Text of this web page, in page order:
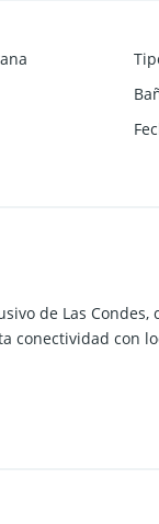
de Las
conectividad con